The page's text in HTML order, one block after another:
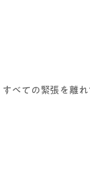
べての緊張を離